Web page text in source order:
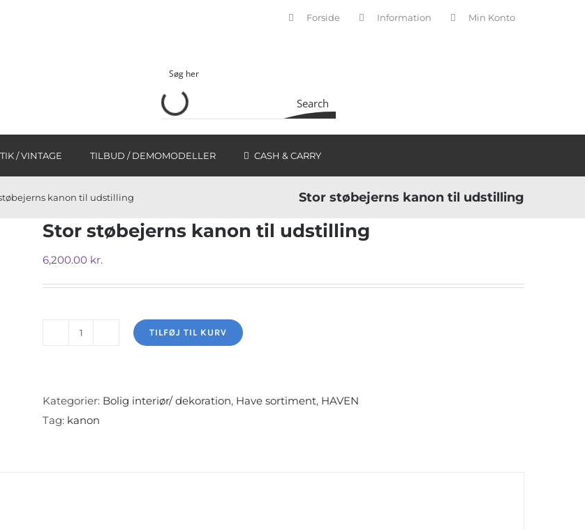
Forside Information Min Konto
Search
/ VINTAGE TILBUD / DEMOMODELLER CASH & CARRY
Stor støbejerns kanon til udstilling
kanon til udstilling
Stor støbejerns kanon til udstilling
6,200.00 kr.
til
udstilling
TILFØJ TIL KURV
Kategorier: Bolig interiør/ dekoration, Have sortiment, HAVEN
Tag: kanon